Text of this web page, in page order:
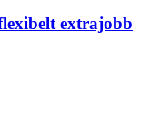
extrajobb